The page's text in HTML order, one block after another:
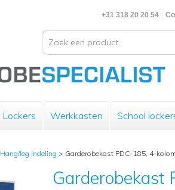
+31 318 20 20 54
Lockers Werkkasten School
Hang/leg indeling > Garderobekast PDC-185, 4-
Garderobekast